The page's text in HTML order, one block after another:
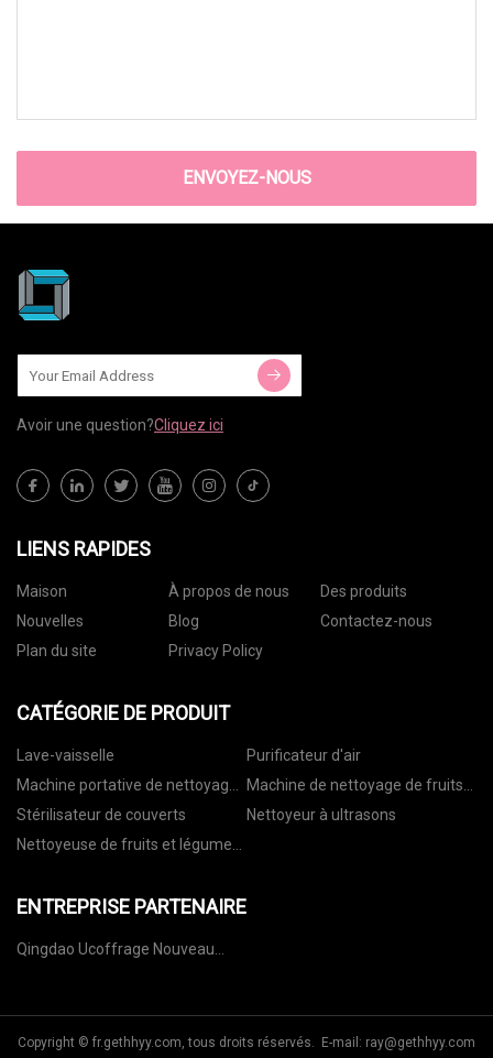
ENVOYEZ-NOUS
Avoir une question?Cliquez ici
LIENS RAPIDES
Maison À propos de nous
Des produits
Nouvelles
Blog
Contactez-nous
Plan du site
Privacy Policy
CATÉGORIE DE PRODUIT
Lave-vaisselle
Purificateur d'air
Machine portative de nettoyage
de fruits et légumes
Machine de nettoyage de fruits
et légumes de bureau
Stérilisateur de couverts
Nettoyeur à ultrasons
Nettoyeuse de fruits et légumes
ENTREPRISE PARTENAIRE
Qingdao Ucoffrage Nouveau
Copyright © fr.gethhyy.com, tous droits réservés. E-mail: ray@gethhyy.com